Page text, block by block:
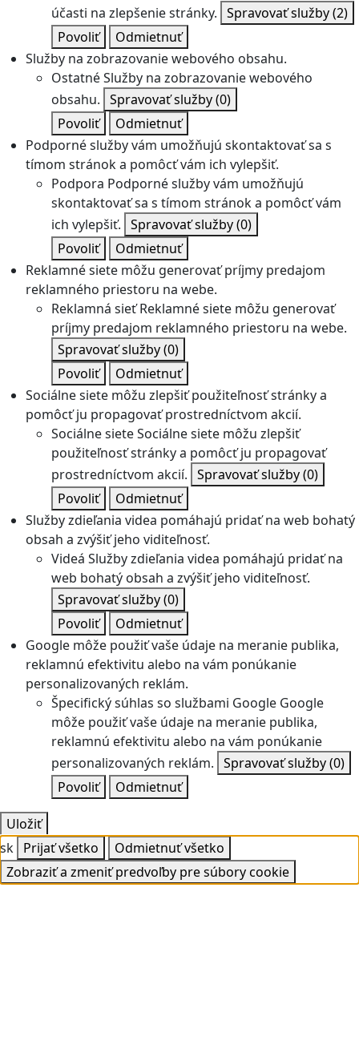
účasti na zlepšenie stránky. Spravovať služby(2)
Povoliť
Odmietnuť
Služby na zobrazovanie webového obsahu.
OstatnéSlužby na zobrazovanie webového
obsahu. Spravovať služby(0)
Povoliť
Odmietnuť
Podporné služby vám umožňujú skontaktovať sa s
tímom stránok a pomôcť vám ich vylepšiť.
Podpora Podporné služby vám umožňujú
skontaktovať sa s tímom stránok a pomôcť vám
ich vylepšiť. Spravovať služby(0)
Povoliť
Odmietnuť
Reklamné siete môžu generovať príjmy predajom
reklamného priestoru na webe.
Reklamná sieť Reklamné siete môžu generovať
príjmy predajom reklamného priestoru na webe.
Spravovať služby(0)
Povoliť
Odmietnuť
Sociálne siete môžu zlepšiť použiteľnosť stránky a
pomôcť ju propagovať prostredníctvom akcií.
Sociálne sieteSociálne siete môžu zlepšiť
použiteľnosť stránky a pomôcť ju propagovať
prostredníctvom akcií. Spravovať služby(0)
Povoliť
Odmietnuť
Služby zdieľania videa pomáhajú pridať na web bohatý
obsah a zvýšiť jeho viditeľnosť.
Videá Služby zdieľania videa pomáhajú pridať na
web bohatý obsah a zvýšiť jeho viditeľnosť.
Spravovať služby(0)
Povoliť
Odmietnuť
Google môže použiť vaše údaje na meranie publika,
reklamnú efektivitu alebo na vám ponúkanie
personalizovaných reklám.
Špecifický súhlas so službami Google Google
môže použiť vaše údaje na meranie publika,
reklamnú efektivitu alebo na vám ponúkanie
personalizovaných reklám. Spravovať služby(0)
Povoliť
Odmietnuť
Uložiť
sk Prijať všetko
Odmietnuť všetko
Zobraziť a zmeniť predvoľby pre súbory cookie